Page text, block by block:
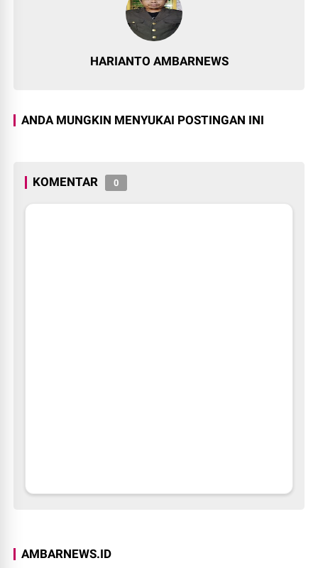
HARIANTO AMBARNEWS
ANDA MUNGKIN MENYUKAI POSTINGAN INI
KOMENTAR 0
AMBARNEWS.ID